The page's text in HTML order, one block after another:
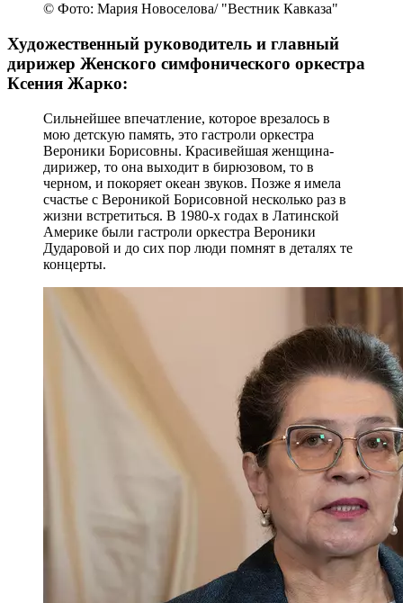
© Фото: Мария Новоселова/ "Вестник Кавказа"
Художественный руководитель и главный
дирижер Женского симфонического оркестра
Ксения Жарко:
Сильнейшее впечатление, которое врезалось в
мою детскую память, это гастроли оркестра
Вероники Борисовны. Красивейшая женщина-
дирижер, то она выходит в бирюзовом, то в
черном, и покоряет океан звуков. Позже я имела
счастье с Вероникой Борисовной несколько раз в
жизни встретиться. В 1980-х годах в Латинской
Америке были гастроли оркестра Вероники
Дударовой и до сих пор люди помнят в деталях те
концерты.